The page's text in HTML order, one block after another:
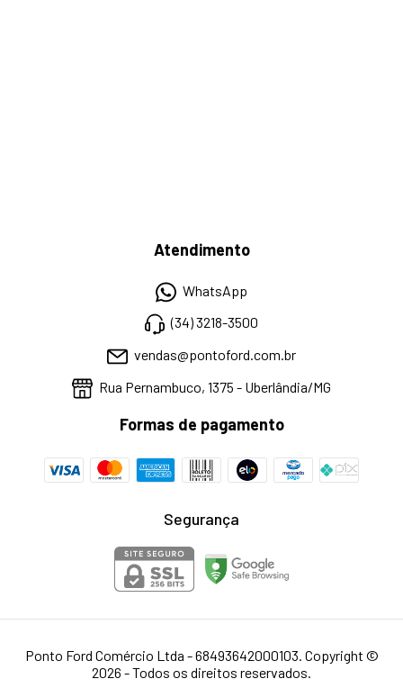
Atendimento
WhatsApp
(34) 3218-3500
vendas@pontoford.com.br
Rua Pernambuco, 1375 - Uberlândia/MG
Formas de pagamento
Segurança
Ponto Ford Comércio Ltda - 68493642000103. Copyright ©
2026 - Todos os direitos reservados.